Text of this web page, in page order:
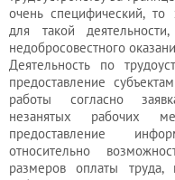
очень специфический, то
для такой
недобросовестного
Деятельность по
предоставление
работы согласно
незанятых рабочих
предоставление
относительно
размеров оплаты труда,
Главная
страница
Отзывы
клиентов
Контакты
Вакансии
Наши статьи
КВЭД в
деталях
Наши
консультации
Калькулятор